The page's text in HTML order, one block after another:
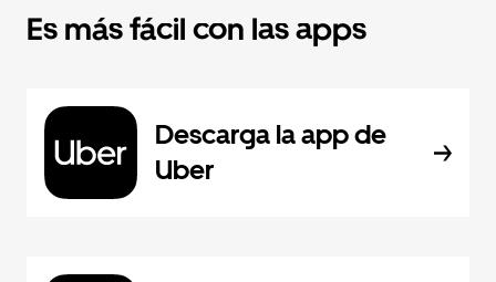
Es más fácil con las apps
Descarga la app de
Uber